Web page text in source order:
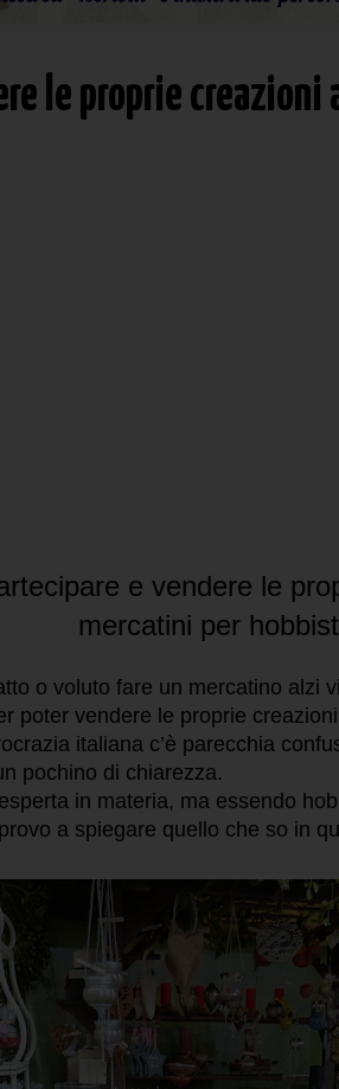
le proprie
e vendere le
mercatini per
o voluto fare un mercatino alzi
poter vendere le proprie
italiana c’è parecchia
pochino di chiarezza.
in materia, ma essendo
a spiegare quello che so in